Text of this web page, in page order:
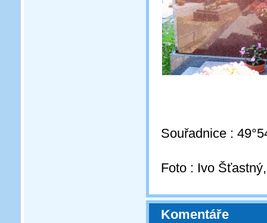
Souřadnice :
Foto : Ivo
Komentáře